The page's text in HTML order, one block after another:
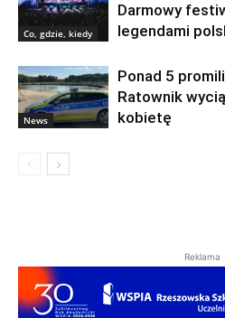
Co, gdzie, kiedy
Darmowy
legendami
News
Ponad 5
Ratownik
kobietę
Reklama